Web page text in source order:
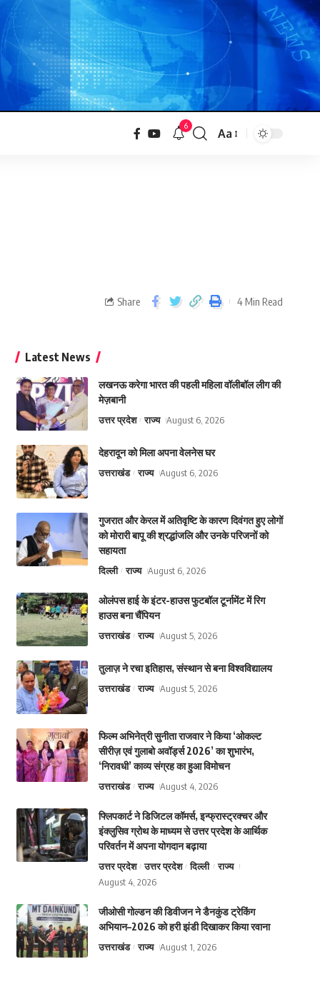
6
Aa
Share 4 Min Read
Latest News
लखनऊ करेगा भारत की पहली महिला वॉलीबॉल लीग की
मेज़बानी
उत्तर प्रदेश राज्य August 6, 2026
देहरादून को मिला अपना वेलनेस घर
उत्तराखंड राज्य August 6, 2026
गुजरात और केरल में अतिवृष्टि के कारण दिवंगत हुए लोगों
को मोरारी बापू की श्रद्धांजलि और उनके परिजनों को
सहायता
दिल्ली राज्य August 6, 2026
ओलंपस हाई के इंटर-हाउस फुटबॉल टूर्नामेंट में रिग
हाउस बना चैंपियन
उत्तराखंड राज्य August 5, 2026
तुलाज़ ने रचा इतिहास, संस्थान से बना विश्वविद्यालय
उत्तराखंड राज्य August 5, 2026
फिल्म अभिनेत्री सुनीता राजवार ने किया ‘ओकल्ट
सीरीज़ एवं गुलाबो अवॉर्ड्स 2026’ का शुभारंभ,
‘निरावधी’ काव्य संग्रह का हुआ विमोचन
उत्तराखंड राज्य August 4, 2026
फ्लिपकार्ट ने डिजिटल कॉमर्स, इन्फ्रास्ट्रक्चर और
इंक्लुसिव ग्रोथ के माध्यम से उत्तर प्रदेश के आर्थिक
परिवर्तन में अपना योगदान बढ़ाया
उत्तर प्रदेश उत्तर प्रदेश दिल्ली
राज्य
August 4, 2026
जीओसी गोल्डन की डिवीजन ने डैनकुंड ट्रेकिंग
अभियान–2026 को हरी झंडी दिखाकर किया रवाना
उत्तराखंड राज्य August 1, 2026